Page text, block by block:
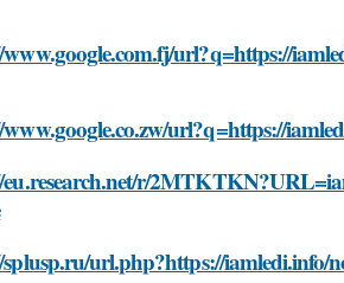
url?q=https://
url?q=https://
r/
url.php?https://iamledi.info/